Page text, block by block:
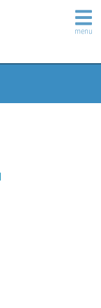
menu